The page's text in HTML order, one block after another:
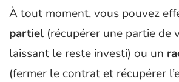
À tout moment, vous pouvez
partiel (récupérer une partie de
laissant le reste investi) ou un
(fermer le contrat et récupérer